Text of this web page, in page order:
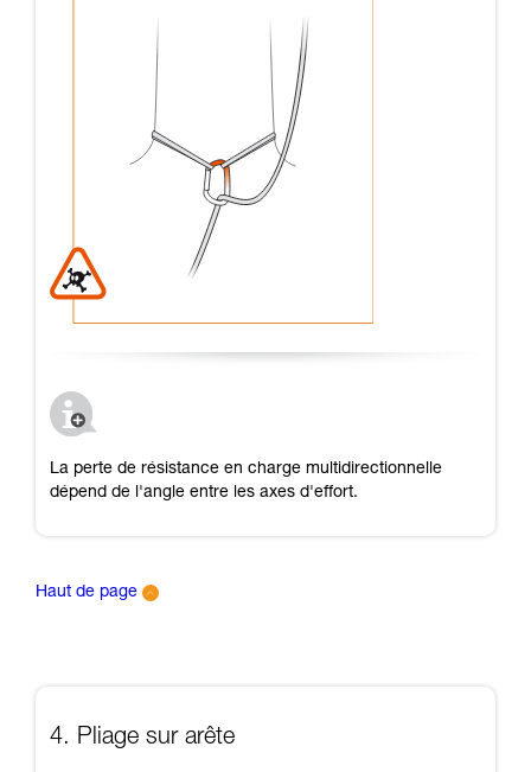
La perte de résistance en charge multidirectionnelle
dépend de l'angle entre les axes d'effort.
Haut de page
4. Pliage sur arête